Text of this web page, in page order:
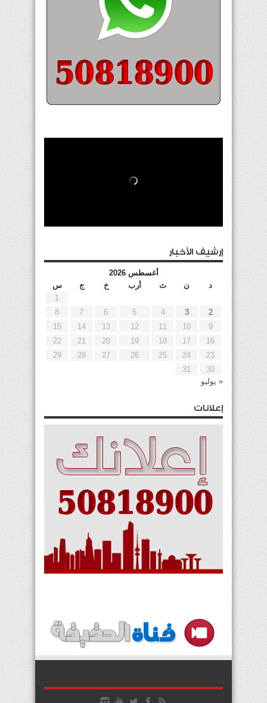
إرشيف الأخبار
أغسطس 2026
د
ن ث أرب خ ج
س
1
2
3
4
5
6
7
8
9
10
11
12
13
14
15
16
17
18
19
20
21
22
23
24
25
26
27
28
29
30
31
« يوليو
إعلانات